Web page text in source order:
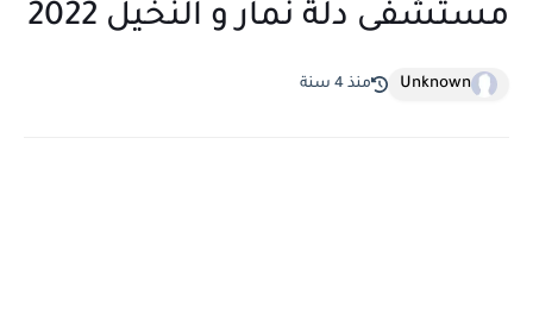
مستشفى دلة نمار و النخيل 2022
Unknown منذ 4 سنة